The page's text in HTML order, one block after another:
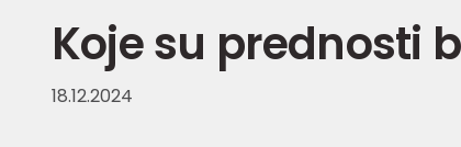
Koje su prednosti
18.12.2024